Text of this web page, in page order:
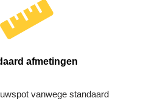
afmetingen
vanwege standaard